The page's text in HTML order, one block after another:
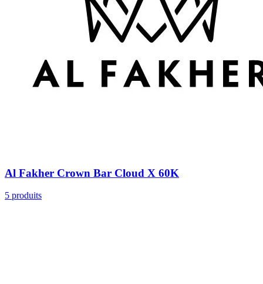
Al Fakher Crown Bar Cloud X 60K
5 produits